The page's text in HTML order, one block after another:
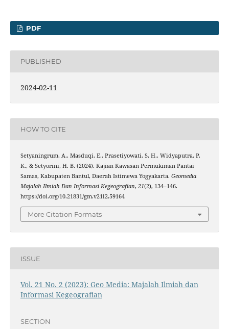
PDF
PUBLISHED
2024-02-11
HOW TO CITE
Setyaningrum, A., Masduqi, E., Prasetiyowati, S. H., Widyaputra, P.
K., & Setyorini, H. B. (2024). Kajian Kawasan Permukiman Pantai
Samas, Kabupaten Bantul, Daerah Istimewa Yogyakarta. Geomedia
Majalah Ilmiah Dan Informasi Kegeografian, 21(2), 134–146.
https://doi.org/10.21831/gm.v21i2.59164
More Citation Formats
ISSUE
Vol. 21 No. 2 (2023): Geo Media: Majalah Ilmiah dan
Informasi Kegeografian
SECTION